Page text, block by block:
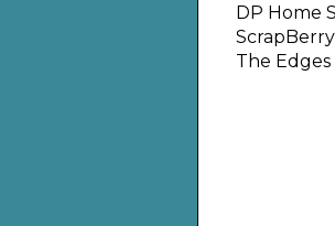
DP Home
The Edges